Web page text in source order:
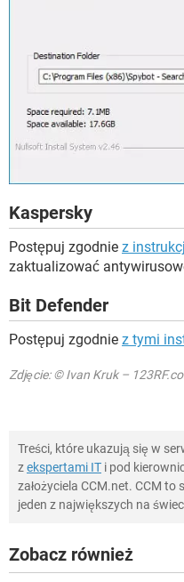
Kaspersky
Postępuj zgodnie z
zaktualizować
Bit Defender
Postępuj zgodnie z tymi
Zdjęcie: © Ivan Kruk –
Treści, które ukazują się w
zekspertami IT i pod
założyciela CCM.net. CCM
jeden z największych na
Zobacz również